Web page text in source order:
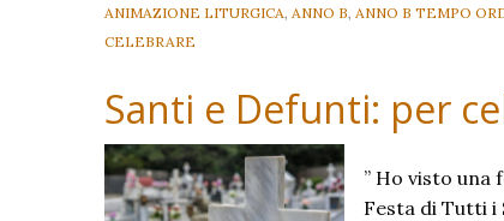
ANIMAZIONE LITURGICA ANNO B ANNO B TEMPO
CELEBRARE
Santi e Defunti: per
” Ho visto una
Festa di Tutti i